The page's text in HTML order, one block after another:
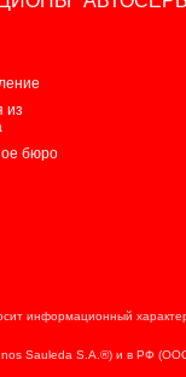
из
бюро
информационный
Sauleda S.A.®) и в РФ